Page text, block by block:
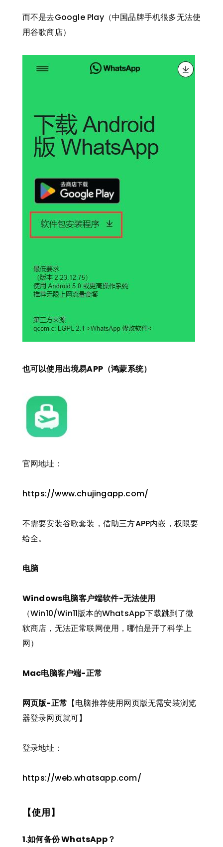
而不是去Google Play（中国品牌手机很多无法使
用谷歌商店）
也可以使用出境易APP（鸿蒙系统）
官网地址：
https://www.chujingapp.com/
不需要安装谷歌套装，借助三方APP内嵌，权限要
给全。
电脑
Windows电脑客户端软件-无法使用
（Win10/Win11版本的WhatsApp下载跳到了微
软商店，无法正常联网使用，哪怕是开了科学上
网）
Mac电脑客户端-正常
网页版-正常 【电脑推荐使用网页版无需安装浏览
器登录网页就可】
登录地址：
https://web.whatsapp.com/
【使用】
1.如何备份 WhatsApp？